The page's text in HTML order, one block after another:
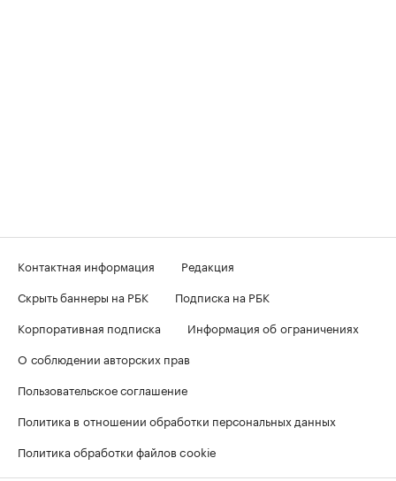
Контактная информация
Редакция
Скрыть баннеры на РБК
Подписка на РБК
Корпоративная подписка
Информация об ограничениях
О соблюдении авторских прав
Пользовательское соглашение
Политика в отношении обработки персональных данных
Политика обработки файлов cookie